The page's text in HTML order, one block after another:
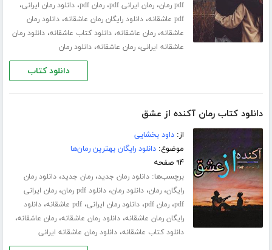
pdf رمان ،رمان ایرانی pdf ،رمان pdf ،دانلود رمان ایرانی،
pdf عاشقانه ،دانلود رایگان رمان عاشقانه،دانلود رمان
عاشقانه،رمان عاشقانه،دانلود کتاب عاشقانه،دانلود رمان
عاشقانه ایرانی،رمان عاشقانه،دانلود رمان
دانلود کتاب
دانلود کتاب رمان آکنده از عشق
از:داود بخشایی
موضوع:دانلود رایگان بهترین رمان‌ها
۹۴ صفحه
برچسب‌ها:دانلود رمان جدید،رمان جدید،دانلود رمان
رایگان،رمان،دانلود رمان،دانلود pdf رمان ،رمان ایرانی
pdf،رمان pdf ،دانلود رمان ایرانی،pdf عاشقانه ،دانلود
رایگان رمان عاشقانه،دانلود رمان عاشقانه،رمان عاشقانه،
دانلود کتاب عاشقانه،دانلود رمان عاشقانه ایرانی